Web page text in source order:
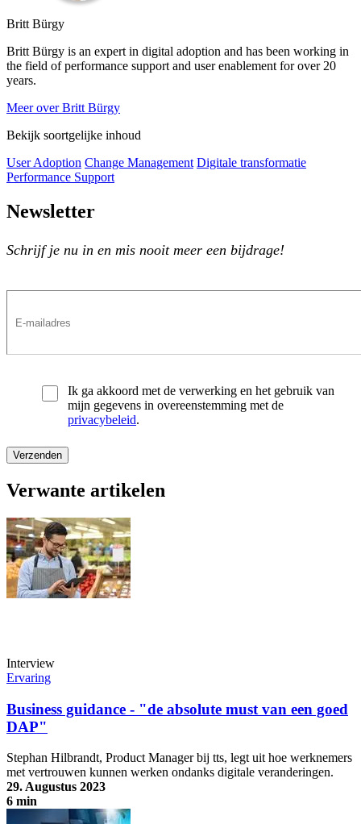
Britt Bürgy
Britt Bürgy is an expert in digital adoption and has been working in
the field of performance support and user enablement for over 20
years.
Meer over Britt Bürgy
Bekijk soortgelijke inhoud
User Adoption Change Management Digitale transformatie
Performance Support
Newsletter
Schrijf je nu in en mis nooit meer een bijdrage!
Ik ga akkoord met de verwerking en het gebruik van
mijn gegevens in overeenstemming met de
privacybeleid.
Verwante artikelen
Interview
Ervaring
Business guidance - "de absolute must van een goed
DAP"
Stephan Hilbrandt, Product Manager bij tts, legt uit hoe werknemers
met vertrouwen kunnen werken ondanks digitale veranderingen.
29. Augustus 2023
6 min
Business guidance - "de absolute must van een goed DAP"